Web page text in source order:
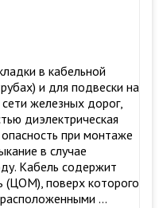
в кабельной
и для подвески на
железных дорог,
диэлектрическая
при монтаже
в случае
Кабель содержит
(ЦОМ), поверх которого
…